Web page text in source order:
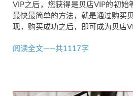
VIP之后，您获得是贝店VIP的初始
最快最简单的方法，就是通过购买
现，购买成功之后，即可成为贝店
阅读全文——共1117字